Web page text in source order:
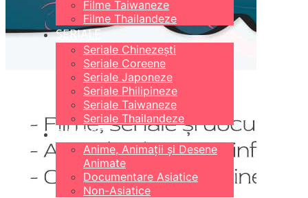
Filme Taiwaneze
Filme Thailandeze
SERIALE
Seriale Chinezești
Seriale Coreene
Seriale Japoneze
Seriale Philipineze
Seriale Taiwaneze
Seriale Thailandeze
DIVERSE
Anime, Animații și Desene
Animate
Documentare Asiatice
Non-Asiatice